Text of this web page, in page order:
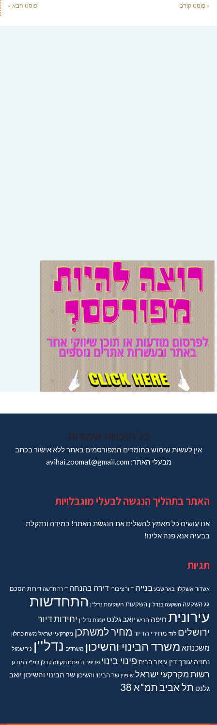
« פוסט קודם פוסט הבא »
כל הזכויות שמורות
אין לעשות שימוש בחומרים המפורסמים באתר ללא אישור בכתב
מבעלי האתר: avihai.zoomat@gmail.com
האתר בתהליך הנגשה לבעלי מוגבלויות
אנו עושים כל מאמץ להשלים את הנגשת האתר! במידה ונתקלת
בבעיה אנא פנה אלינו!
תגיות
אשדוד אשקלון באר שבע בנייה דיור ציבורי דירה בהנחה דירה חדשה דירותהסכם
גגהשקעה השקעה בנדל"ן השקעות השקעות נדל"ן התחדשות
עירונית חיפה חריש יואב גלנט יזמות נדל"ן יחידות דיור
ירושלים לוד מחירי הדיור מחיר למשתכן מקרקעי ישראל משה כחלון
משכנתא משרד הבינוי והשיכון משרדים נדל''ן ניר שמול
נתניה עורך דין עיצוב הבית פינוי בינוי פריפריה פתח תקווה קבלן רמ"י רמת גן
רשות מקרקעי ישראל שיפוץ שר הבינוי והשיכון שר הבינוי והשיכון יואב
גלנט תל אביבתמ"א 38